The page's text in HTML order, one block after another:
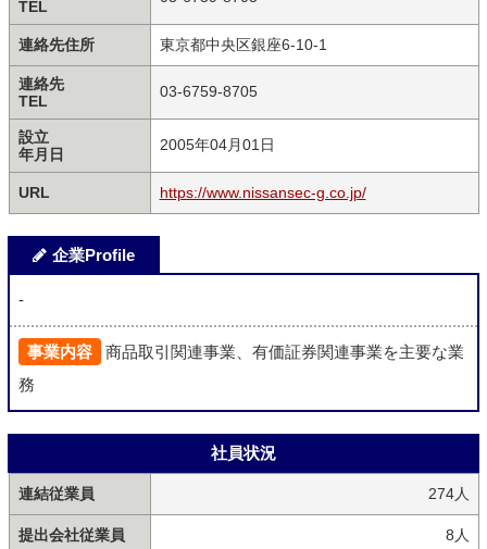
TEL
連絡先住所 東京都中央区銀座6-10-1
連絡先
TEL
03-6759-8705
設立
年月日
2005年04月01日
URL https://www.nissansec-g.co.jp/
企業Profile
-
事業内容
商品取引関連事業、有価証券関連事業を主要な業
務
社員状況
連結従業員 274人
提出会社従業員 8人